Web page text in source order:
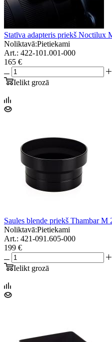
Statīva adapteris priekš Noctilux
Noliktavā:Pietiekami
Art.: 422-101.001-000
165 €
Ielikt grozā
Saules blende priekš Thambar M
Noliktavā:Pietiekami
Art.: 421-091.605-000
199 €
Ielikt grozā